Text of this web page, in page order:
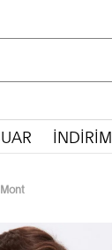
İNDİRİM